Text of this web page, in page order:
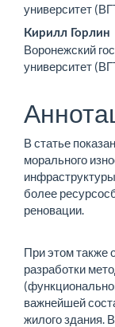
университет
Кирилл Горлин
Воронежский
университет
В статье
морально­го
более
реновации.
При этом также
разработ­ки
важнейшей
жилого здания.